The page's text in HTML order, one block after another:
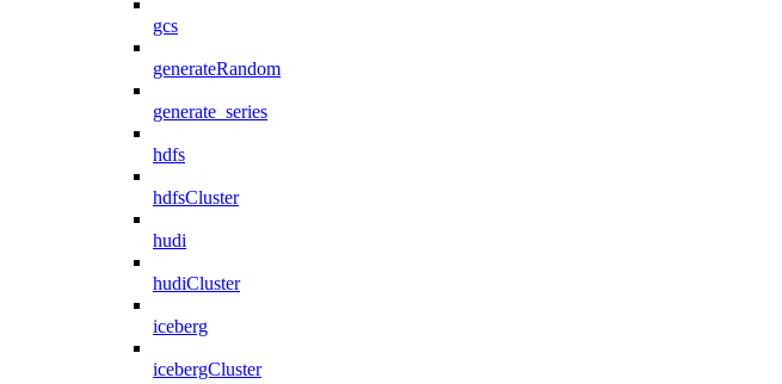
gcs
generateRandom
generate_series
hdfs
hdfsCluster
hudi
hudiCluster
iceberg
icebergCluster